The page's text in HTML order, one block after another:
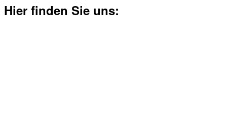
Hier finden Sie uns: